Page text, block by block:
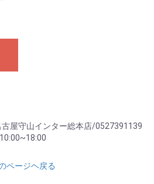
屋守山インター総本店/0527391139
10:00~18:00
ページヘ戻る